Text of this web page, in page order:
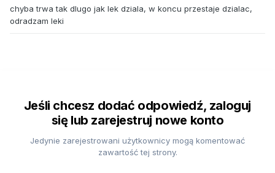
chyba trwa tak dlugo jak lek dziala, w koncu przestaje dzialac,
odradzam leki
Jeśli chcesz dodać odpowiedź, zaloguj
się lub zarejestruj nowe konto
Jedynie zarejestrowani użytkownicy mogą komentować
zawartość tej strony.